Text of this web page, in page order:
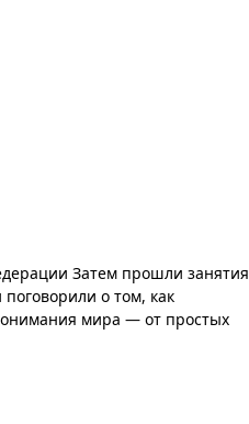
Затем прошли занятия
о том, как
мира — от простых